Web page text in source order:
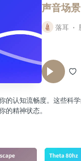
声音场景
落耳
的认知流畅度。这些科
的精神状态。